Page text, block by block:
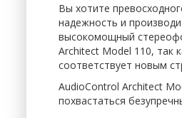
Вы хотите
надежность и
высокомощный
Architect Model 110, так
соответствует новым
AudioControl Architect
похвастаться